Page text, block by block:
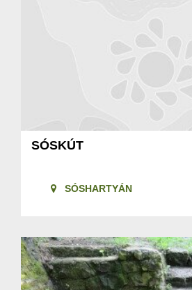
SÓSKÚT
SÓSHARTYÁN